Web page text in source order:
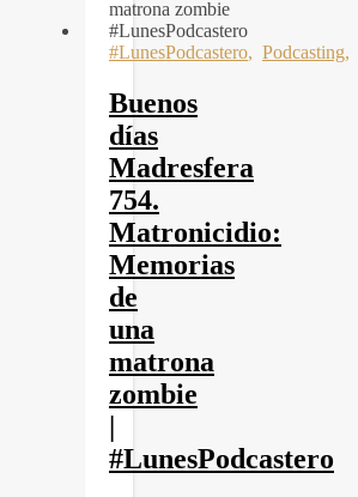
#LunesPodcastero, Podcasting,
Buenos
días
Madresfera
754.
Matronicidio:
Memorias
de
una
matrona
zombie
|
#LunesPodcastero